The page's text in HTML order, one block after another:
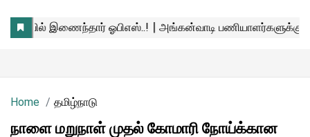
Home தமிழ்நாடு
நாளை மறுநாள் முதல் கோமாரி நோய்க்கான